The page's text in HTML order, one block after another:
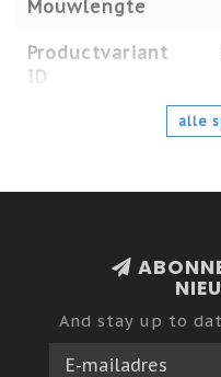
Mouwlengte
Productvariant
ID
alle
And stay up to